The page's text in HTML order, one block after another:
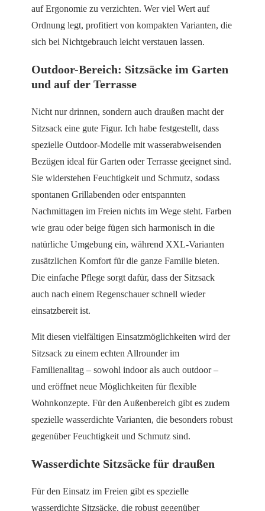
auf Ergonomie zu verzichten. Wer viel Wert auf
Ordnung legt, profitiert von kompakten Varianten, die
sich bei Nichtgebrauch leicht verstauen lassen.
Outdoor-Bereich: Sitzsäcke im Garten
und auf der Terrasse
Nicht nur drinnen, sondern auch draußen macht der
Sitzsack eine gute Figur. Ich habe festgestellt, dass
spezielle Outdoor-Modelle mit wasserabweisenden
Bezügen ideal für Garten oder Terrasse geeignet sind.
Sie widerstehen Feuchtigkeit und Schmutz, sodass
spontanen Grillabenden oder entspannten
Nachmittagen im Freien nichts im Wege steht. Farben
wie grau oder beige fügen sich harmonisch in die
natürliche Umgebung ein, während XXL-Varianten
zusätzlichen Komfort für die ganze Familie bieten.
Die einfache Pflege sorgt dafür, dass der Sitzsack
auch nach einem Regenschauer schnell wieder
einsatzbereit ist.
Mit diesen vielfältigen Einsatzmöglichkeiten wird der
Sitzsack zu einem echten Allrounder im
Familienalltag – sowohl indoor als auch outdoor –
und eröffnet neue Möglichkeiten für flexible
Wohnkonzepte. Für den Außenbereich gibt es zudem
spezielle wasserdichte Varianten, die besonders robust
gegenüber Feuchtigkeit und Schmutz sind.
Wasserdichte Sitzsäcke für draußen
Für den Einsatz im Freien gibt es spezielle
wasserdichte Sitzsäcke, die robust gegenüber